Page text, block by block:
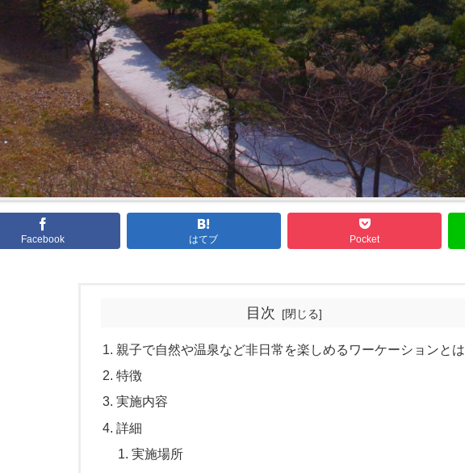
Facebook はてブ Pocket
目次
親子で自然や温泉など非日常を楽しめるワーケーションとは
特徴
実施内容
詳細
実施場所